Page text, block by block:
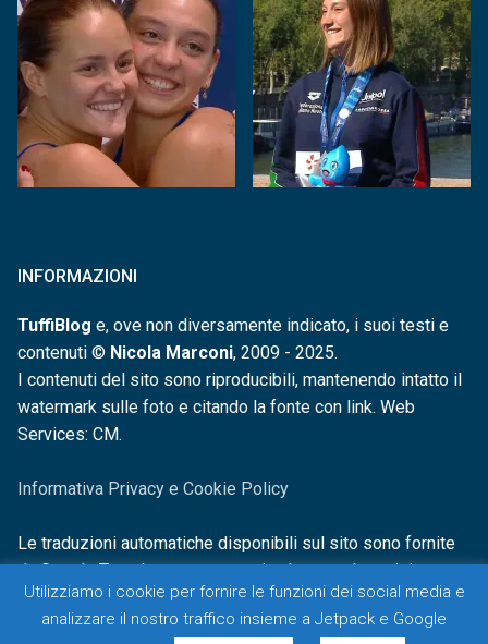
INFORMAZIONI
TuffiBlog e, ove non diversamente indicato, i suoi testi e
contenuti © Nicola Marconi, 2009 - 2025.
I contenuti del sito sono riproducibili, mantenendo intatto il
watermark sulle foto e citando la fonte con link. Web
Services: CM.
Informativa Privacy e Cookie Policy
Le traduzioni automatiche disponibili sul sito sono fornite
da Google Translate e non sono in alcun modo revisionate o
controllate.
Utilizziamo i cookie per fornire le funzioni dei social media e
analizzare il nostro traffico insieme a Jetpack e Google